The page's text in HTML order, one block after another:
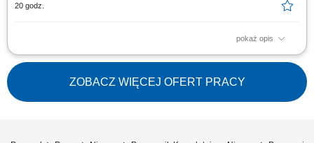
20 godz.
pokaż opis
Każdy egzemplarz jest inny i ma własną okładkę. Twoim zadaniem jest
dopilnować, żeby trafiły do siebie właściwe elementy – w tempie, w jakim
pracuje cała linia. Kim jesteśmy Elanders to szwedzka grupa działająca
od 1908 roku – dziś około 7 000 osób w blisko 20 krajach na...
ZOBACZ WIĘCEJ OFERT PRACY